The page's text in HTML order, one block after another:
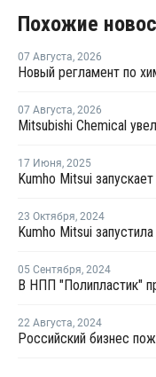
Похожие
07 Августа, 2026
07 Августа, 2026
17 Июня, 2025
Kumho Mitsui
23 Октября, 2024
Kumho Mitsui
05 Сентября, 2024
22 Августа, 2024